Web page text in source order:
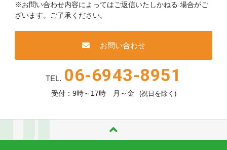
※お問い合わせ内容によってはご返信いたしかねる 場合がご
ざいます。ご了承ください。
お問い合わせ
TEL. 06-6943-8951
受付：9時～17時 月～金 (祝日を除く)